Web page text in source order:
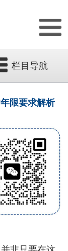
栏目导航
限要求解析